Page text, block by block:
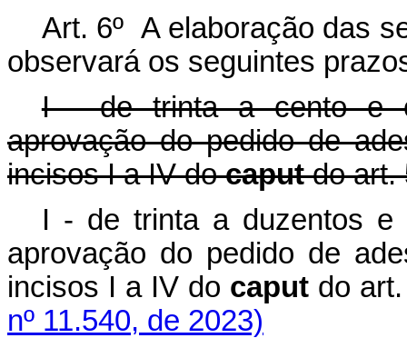
Art. 6º A elaboração das
observará os seguintes
I - de trinta a cento e
aprovação do pedido de
incisos I a IV docaputdo art.
I - de trinta a duzentos e
aprovação do pedido de
incisos I a IV do caput do
nº 11.540, de 2023)